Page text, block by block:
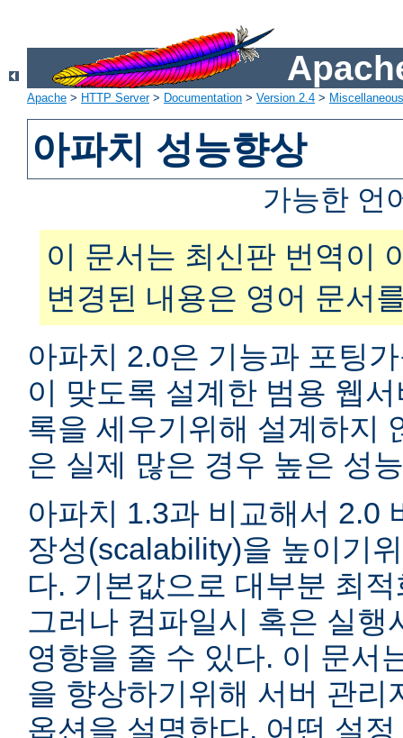
Apache > HTTP Server> Documentation > Version 2.4 >
아파치 성능향상
가능한 언
이 문서는 최신판 번역이
변경된 내용은 영어 문서
아파치 2.0은 기능과 포팅
이 맞도록 설계한 범용 웹
록을 세우기위해 설계하지
은 실제 많은 경우 높은 성
아파치 1.3과 비교해서 2.0
장성(scalability)을 높이기
다. 기본값으로 대부분 최
그러나 컴파일시 혹은 실행
영향을 줄 수 있다. 이 문서
을 향상하기위해 서버 관리
옵션을 설명한다. 어떤 설